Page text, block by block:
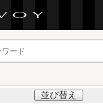
並び替え